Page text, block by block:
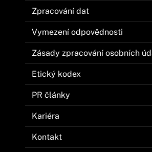
Zpracování dat
Vymezení odpovědnosti
Zásady zpracování osobních
Etický kodex
PR články
Kariéra
Kontakt